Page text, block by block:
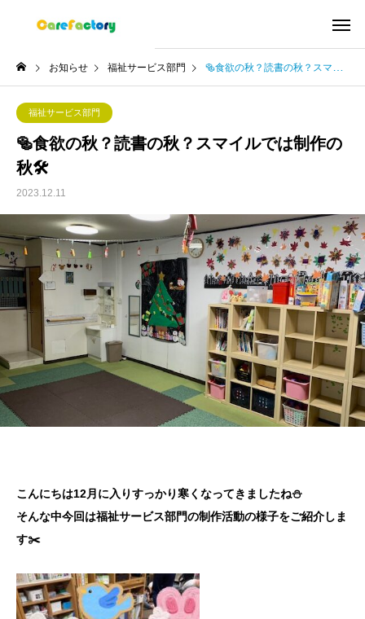
お知らせ 福祉サービス部門 🥯食欲の秋？読書の秋？スマイルでは制作の秋🛠️
福祉サービス部門
🥯食欲の秋？読書の秋？スマイルでは制作の
秋🛠️
2023.12.11
こんにちは12月に入りすっかり寒くなってきましたね⛄
そんな中今回は福祉サービス部門の制作活動の様子をご紹介しま
す✂️